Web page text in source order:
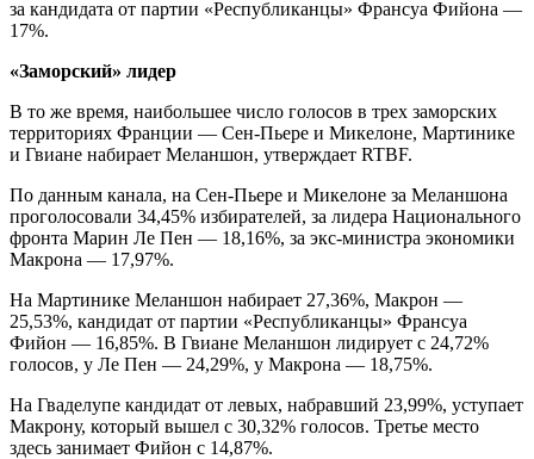
за кандидата от партии «Республиканцы» Франсуа Фийона —
17%.
«Заморский» лидер
В то же время, наибольшее число голосов в трех заморских
территориях Франции — Сен-Пьере и Микелоне, Мартинике
и Гвиане набирает Меланшон, утверждает RTBF.
По данным канала, на Сен-Пьере и Микелоне за Меланшона
проголосовали 34,45% избирателей, за лидера Национального
фронта Марин Ле Пен — 18,16%, за экс-министра экономики
Макрона — 17,97%.
На Мартинике Меланшон набирает 27,36%, Макрон —
25,53%, кандидат от партии «Республиканцы» Франсуа
Фийон — 16,85%. В Гвиане Меланшон лидирует с 24,72%
голосов, у Ле Пен — 24,29%, у Макрона — 18,75%.
На Гваделупе кандидат от левых, набравший 23,99%, уступает
Макрону, который вышел с 30,32% голосов. Третье место
здесь занимает Фийон с 14,87%.